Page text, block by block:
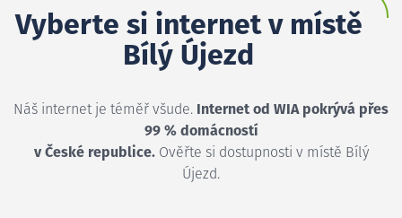
Vyberte si internet v místě
Bílý Újezd
Náš internet je téměř všude. Internet od WIA pokrývá přes
99 % domácností
v České republice.Ověřte si dostupnosti v místě Bílý
Újezd.